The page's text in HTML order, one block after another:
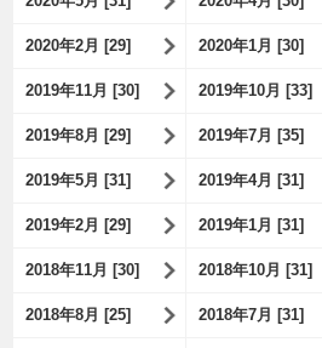
2020年2月 [29] 2020年1月 [30]
2019年11月 [30] 2019年10月 [33]
2019年8月 [29] 2019年7月 [35]
2019年5月 [31] 2019年4月 [31]
2019年2月 [29] 2019年1月 [31]
2018年11月 [30] 2018年10月 [31]
2018年8月 [25] 2018年7月 [31]